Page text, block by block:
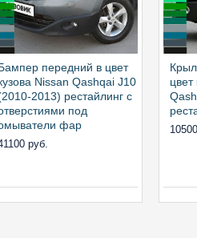
передний в цвет
Nissan Qashqai J10
2013) рестайлинг с
под
фар
руб.
цвет